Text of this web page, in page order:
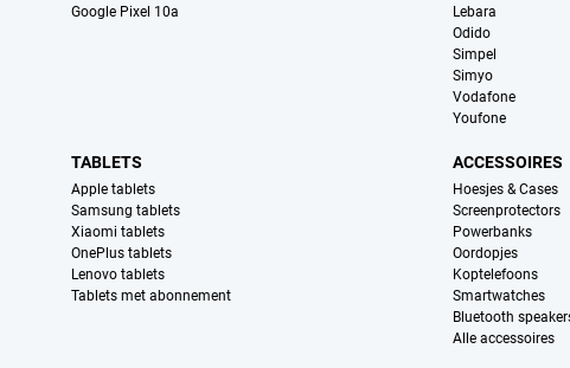
Google Pixel 10a
Lebara
Odido
Simpel
Simyo
Vodafone
Youfone
TABLETS
Apple tablets
Samsung tablets
Xiaomi tablets
OnePlus tablets
Lenovo tablets
Tablets met abonnement
ACCESSOIRES
Hoesjes & Cases
Screenprotectors
Powerbanks
Oordopjes
Koptelefoons
Smartwatches
Bluetooth
Alle accessoires